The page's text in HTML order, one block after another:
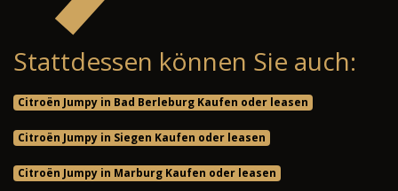
Stattdessen können Sie auch:
Citroën Jumpy in Bad Berleburg Kaufen oder leasen
Citroën Jumpy in Siegen Kaufen oder leasen
Citroën Jumpy in Marburg Kaufen oder leasen